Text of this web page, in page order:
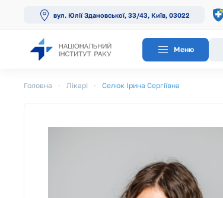
вул. Юлії Здановської, 33/43, Київ, 03022
Меню
Головна Лікарі Селюк Ірина Сергіївна